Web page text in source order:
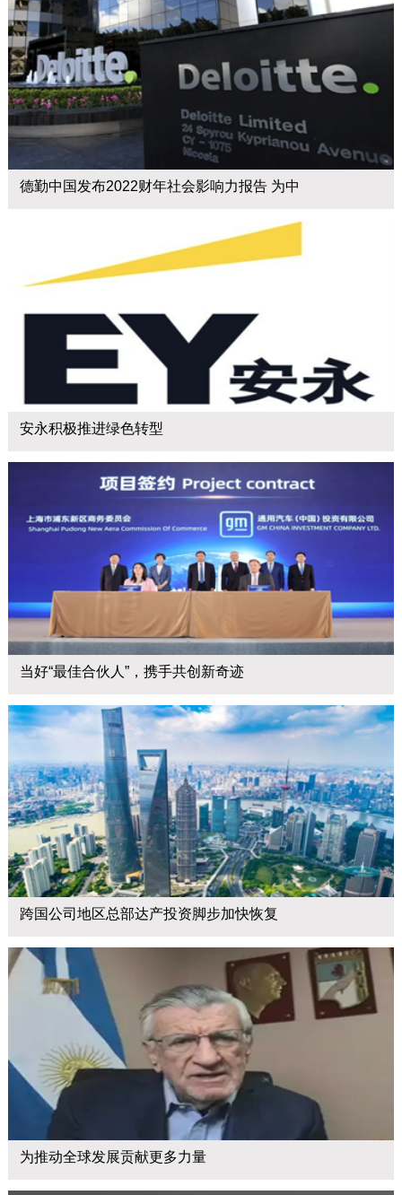
德勤中国发布2022财年社会影响力报告 为中
安永积极推进绿色转型
当好“最佳合伙人”，携手共创新奇迹
跨国公司地区总部达产投资脚步加快恢复
为推动全球发展贡献更多力量